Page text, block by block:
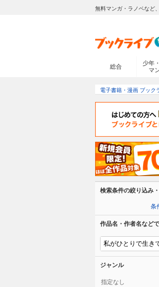
無料マンガ・ラノベなど
総合
少年
マ
電子書籍・漫画 ブック
検索条件の絞り込み
条
作品名・作者名など
ジャンル
指定なし